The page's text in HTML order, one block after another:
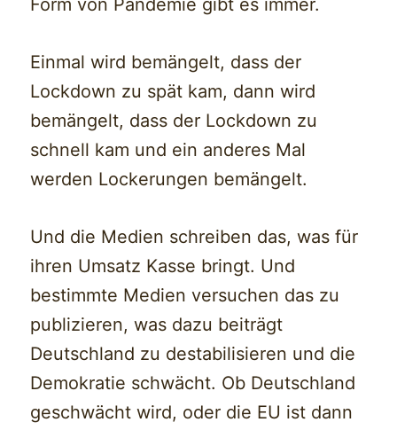
Form von Pandemie gibt es immer.
Einmal wird bemängelt, dass der
Lockdown zu spät kam, dann wird
bemängelt, dass der Lockdown zu
schnell kam und ein anderes Mal
werden Lockerungen bemängelt.
Und die Medien schreiben das, was für
ihren Umsatz Kasse bringt. Und
bestimmte Medien versuchen das zu
publizieren, was dazu beiträgt
Deutschland zu destabilisieren und die
Demokratie schwächt. Ob Deutschland
geschwächt wird, oder die EU ist dann